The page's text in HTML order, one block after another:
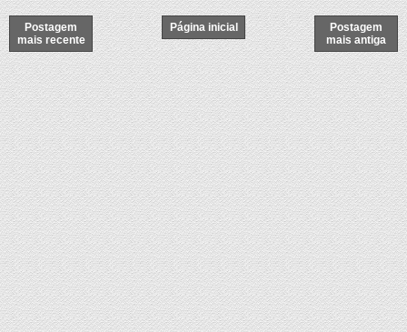
Postagem
mais recente
Postagem
mais antiga
Página inicial